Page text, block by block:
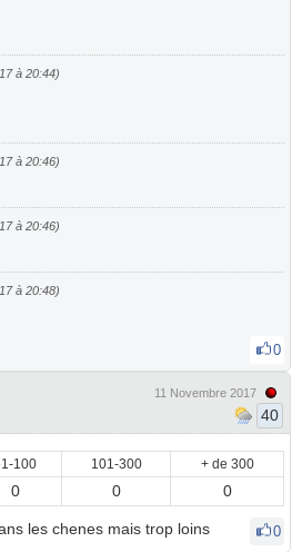
à 20:44)
à 20:46)
à 20:46)
à 20:48)
0
11 Novembre 2017
40
100 101-300 + de 300
0 0 0
les chenes mais trop loins 0